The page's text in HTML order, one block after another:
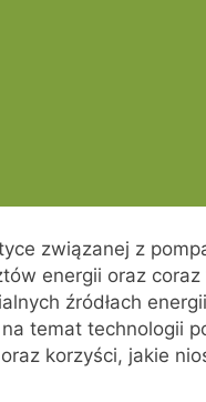
związanej z
energii oraz
źródłach
temat technologii
korzyści, jakie